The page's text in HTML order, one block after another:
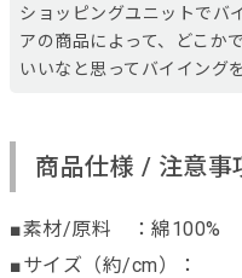
ショッピングユニットでバ
アの商品によって、どこか
いいなと思ってバイイング
商品仕様 / 注意事
■素材/原料 ：綿100%
■サイズ（約/cm）：